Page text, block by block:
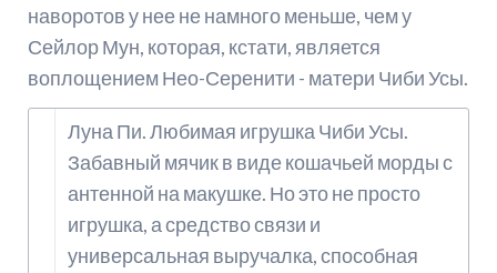
наворотов у нее не намного меньше, чем у
Сейлор Мун, которая, кстати, является
воплощением Нео-Серенити - матери Чиби Усы.
Луна Пи. Любимая игрушка Чиби Усы.
Забавный мячик в виде кошачьей морды с
антенной на макушке. Но это не просто
игрушка, а средство связи и
универсальная выручалка, способная